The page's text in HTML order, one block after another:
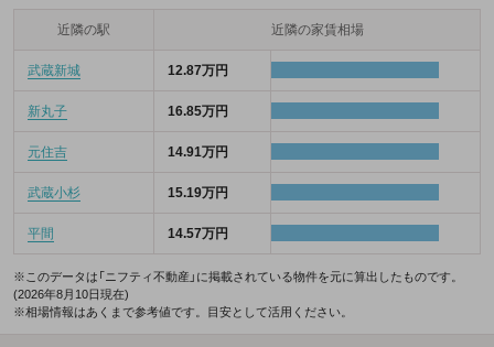
近隣の駅 近隣の家賃相場
武蔵新城 12.87万円
新丸子 16.85万円
元住吉 14.91万円
武蔵小杉 15.19万円
平間 14.57万円
※このデータは「ニフティ不動産」に掲載されている物件を元に算出したものです。
(2026年8月10日現在)
※相場情報はあくまで参考値です。目安として活用ください。